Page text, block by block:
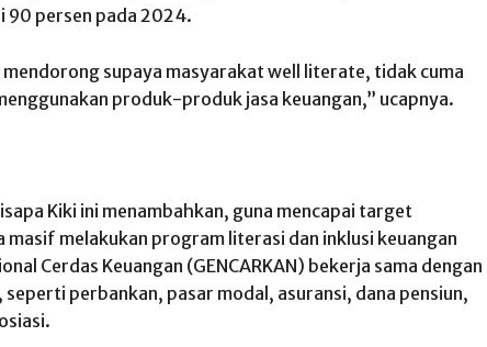
90 persen pada 2024.
supaya masyarakat well literate, tidak cuma
produk-produk jasa keuangan,” ucapnya.
Kiki ini menambahkan, guna mencapai target
masif melakukan program literasi dan inklusi keuangan
Cerdas Keuangan (GENCARKAN) bekerja sama dengan
perbankan, pasar modal, asuransi, dana pensiun,